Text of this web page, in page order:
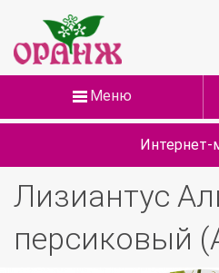
Меню
Интернет-
Лизиантус
персиковый